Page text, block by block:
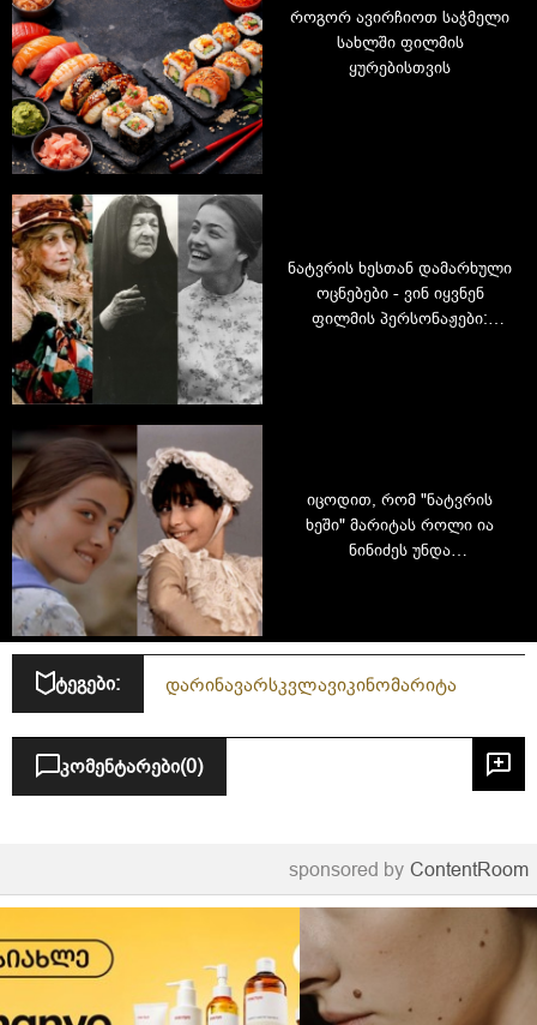
როგორ ავირჩიოთ საჭმელი
სახლში ფილმის
ყურებისთვის
ნატვრის ხესთან დამარხული
ოცნებები - ვინ იყვნენ
ფილმის პერსონაჟები:
იცოდით, რომ "ნატვრის
ხეში" მარიტას როლი ია
ნინიძეს უნდა
შესახებ
ტეგები: დარინავარსკვლავიკინომარიტა
კომენტარები(0)
sponsored by ContentRoom